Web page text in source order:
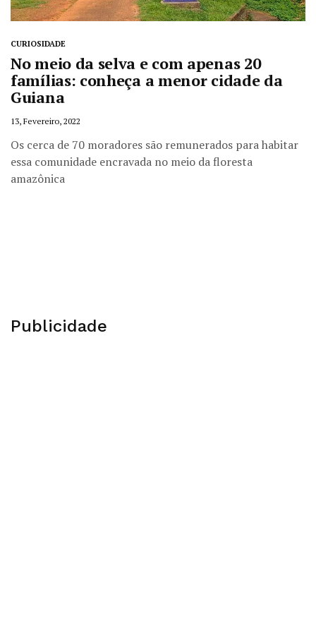
CURIOSIDADE
No meio da selva e com apenas 20
famílias: conheça a menor cidade da
Guiana
13, Fevereiro, 2022
Os cerca de 70 moradores são remunerados para habitar
essa comunidade encravada no meio da floresta
amazônica
Publicidade